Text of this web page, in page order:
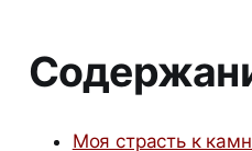
Моя страсть к